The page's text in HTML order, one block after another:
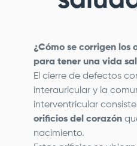
¿Cómo se corrigen los
para tener una vida
El cierre de defectos
interauricular y la
interventricular
orificios del corazón
nacimiento.